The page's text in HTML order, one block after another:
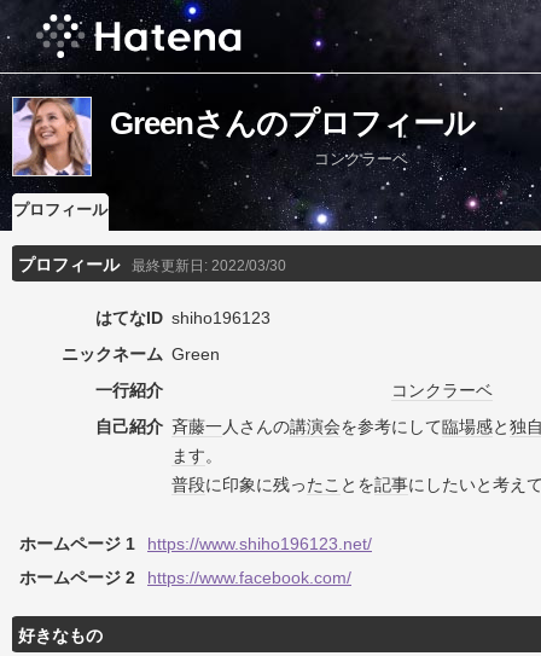
Greenさんのプロフィール
コンクラーベ
プロフィール
プロフィール 最終更新日: 2022/03/30
はてなID shiho196123
ニックネーム Green
一行紹介
コンクラーベ
自己紹介 斉藤一人さんの講演会を参考にして臨場感と独
ます。
普段に印象に残ったこ とを記事にしたいと考え
ホームページ 1
https://www.shiho196123.net/
ホームページ 2
https://www.facebook.com/
好きなもの